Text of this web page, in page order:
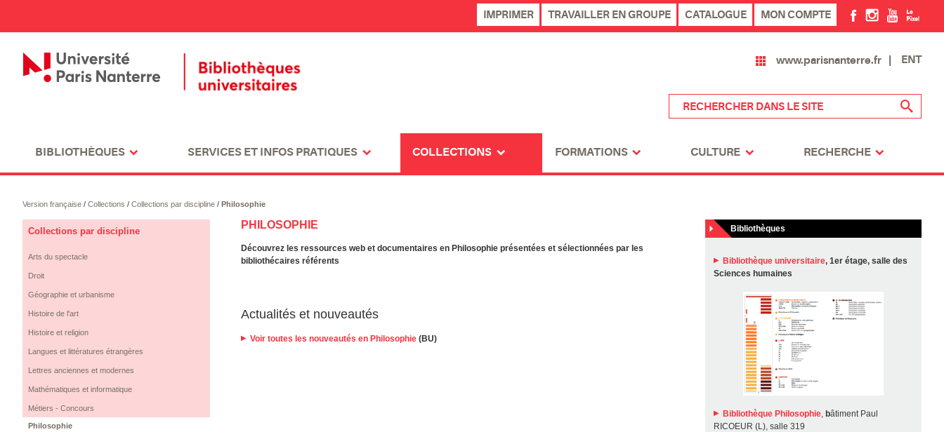
IMPRIMER TRAVAILLER EN GROUPE CATALOGUE MON COMPTE
www.parisnanterre.fr ENT
BIBLIOTHÈQUES SERVICES ET INFOS PRATIQUES COLLECTIONS FORMATIONS CULTURE RECHERCHE
Version française/ Collections/ Collections par discipline/ Philosophie
PHILOSOPHIE
Découvrez les ressources web et documentaires en Philosophie présentées et sélectionnées par les
bibliothécaires référents
Actualités et nouveautés
Voir toutes les nouveautés en Philosophie (BU)
Bibliothèques
Bibliothèque universitaire, 1er étage, salle des
Sciences humaines
Bibliothèque Philosophie, bâtiment Paul
RICOEUR (L), salle 319
Collections par discipline
Arts du spectacle
Droit
Géographie et urbanisme
Histoire de l'art
Histoire et religion
Langues et littératures étrangères
Lettres anciennes et modernes
Mathématiques et informatique
Métiers - Concours
Philosophie